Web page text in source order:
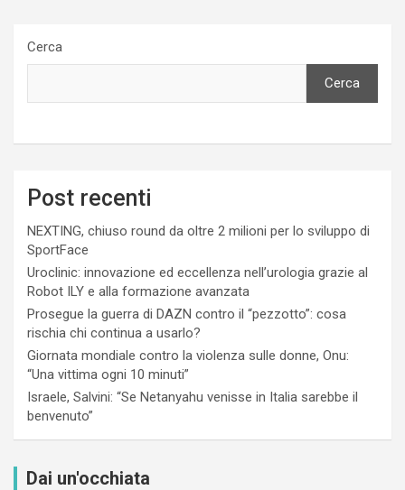
Cerca
Cerca
Post recenti
NEXTING, chiuso round da oltre 2 milioni per lo sviluppo di
SportFace
Uroclinic: innovazione ed eccellenza nell’urologia grazie al
Robot ILY e alla formazione avanzata
Prosegue la guerra di DAZN contro il “pezzotto”: cosa
rischia chi continua a usarlo?
Giornata mondiale contro la violenza sulle donne, Onu:
“Una vittima ogni 10 minuti”
Israele, Salvini: “Se Netanyahu venisse in Italia sarebbe il
benvenuto”
Dai un'occhiata